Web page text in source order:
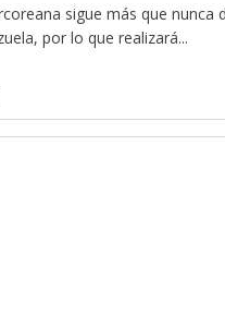
sigue más que nunca
por lo que realizará...